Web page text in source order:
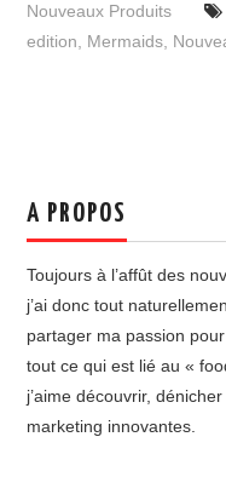
Nouveaux Produits
edition
Mermaids
A PROPOS
Toujours à l’affût des
j’ai donc tout
partager ma passion
tout ce qui est lié au «
j’aime découvrir,
marketing innovantes.